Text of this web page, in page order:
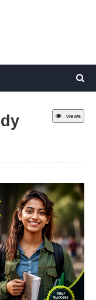
views